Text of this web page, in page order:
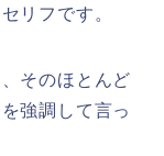
リフです。
そのほとんど
強調して言っ